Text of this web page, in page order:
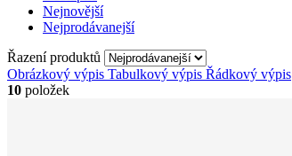
Nejnovější
Nejprodávanejší
Řazení produktů
Obrázkový výpis Tabulkový výpis Řádkový výpis
10 položek